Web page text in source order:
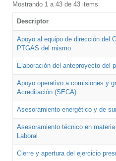
Mostrando 1 a 43 de 43 items
Descriptor
Apoyo al equipo de dirección del
PTGAS del mismo
Elaboración del anteproyecto del
Apoyo operativo a comisiones y
Acreditación (SECA)
Asesoramiento energético y de
Asesoramiento técnico en
Laboral
Cierre y apertura del ejercicio